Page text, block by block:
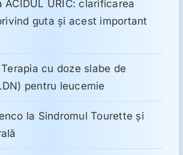
ACIDUL URIC: clarificarea
guta și acest important
Terapia cu doze slabe de
pentru leucemie
la Sindromul Tourette şi